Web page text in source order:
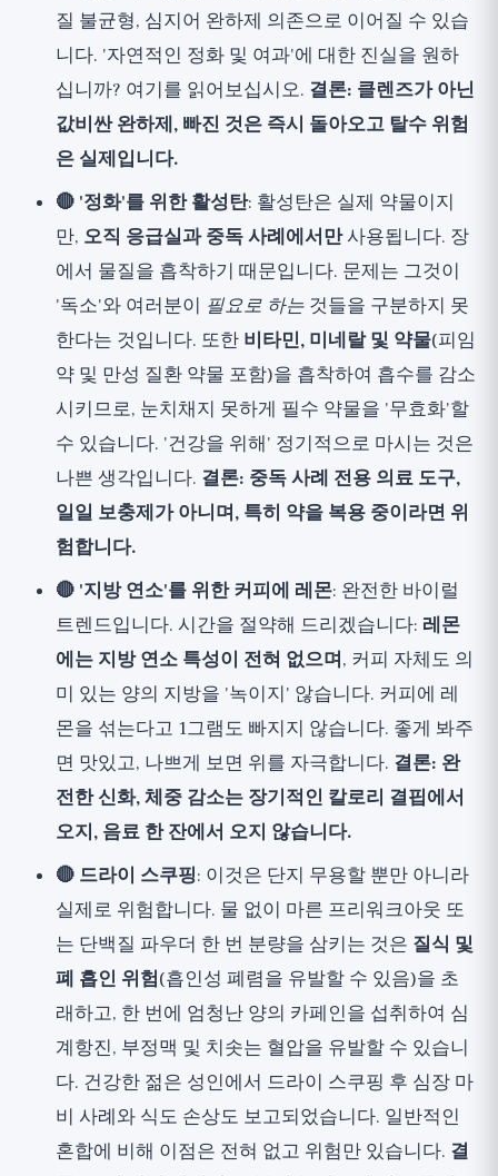
질 불균형, 심지어 완하제 의존으로 이어질 수 있습
니다. '자연적인 정화 및 여과'에 대한 진실을 원하
십니까? 여기를 읽어보십시오. 결론: 클렌즈가 아닌
값비싼 완하제, 빠진 것은 즉시 돌아오고 탈수 위험
은 실제입니다.
🔴 '정화'를 위한 활성탄: 활성탄은 실제 약물이지
만, 오직 응급실과 중독 사례에서만사용됩니다. 장
에서 물질을 흡착하기 때문입니다. 문제는 그것이
'독소'와 여러분이 필요로 하는 것들을 구분하지 못
한다는 것입니다. 또한 비타민, 미네랄 및 약물(피임
약 및 만성 질환 약물 포함)을 흡착하여 흡수를 감소
시키므로, 눈치채지 못하게 필수 약물을 '무효화'할
수 있습니다. '건강을 위해' 정기적으로 마시는 것은
나쁜 생각입니다. 결론: 중독 사례 전용 의료 도구,
일일 보충제가 아니며, 특히 약을 복용 중이라면 위
험합니다.
🔴 '지방 연소'를 위한 커피에 레몬: 완전한 바이럴
트렌드입니다. 시간을 절약해 드리겠습니다: 레몬
에는 지방 연소 특성이 전혀 없으며 , 커피 자체도 의
미 있는 양의 지방을 '녹이지' 않습니다. 커피에 레
몬을 섞는다고 1그램도 빠지지 않습니다. 좋게 봐주
면 맛있고, 나쁘게 보면 위를 자극합니다. 결론: 완
전한 신화, 체중 감소는 장기적인 칼로리 결핍에서
오지, 음료 한 잔에서 오지 않습니다.
🔴 드라이 스쿠핑: 이것은 단지 무용할 뿐만 아니라
실제로 위험합니다. 물 없이 마른 프리워크아웃 또
는 단백질 파우더 한 번 분량을 삼키는 것은 질식 및
폐 흡인 위험(흡인성 폐렴을 유발할 수 있음)을 초
래하고, 한 번에 엄청난 양의 카페인을 섭취하여 심
계항진, 부정맥 및 치솟는 혈압을 유발할 수 있습니
다. 건강한 젊은 성인에서 드라이 스쿠핑 후 심장 마
비 사례와 식도 손상도 보고되었습니다. 일반적인
혼합에 비해 이점은 전혀 없고 위험만 있습니다. 결